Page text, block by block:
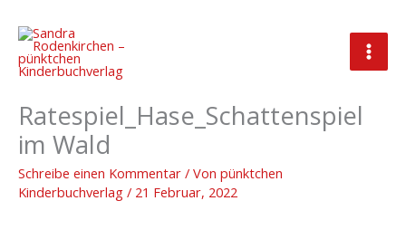
Inhalt
springen
2022_02_07_Freebie_Schatten-
Ratespiel_Hase_Schattenspiel
im Wald
Schreibe einen Kommentar / Von pünktchen
Kinderbuchverlag / 21 Februar, 2022